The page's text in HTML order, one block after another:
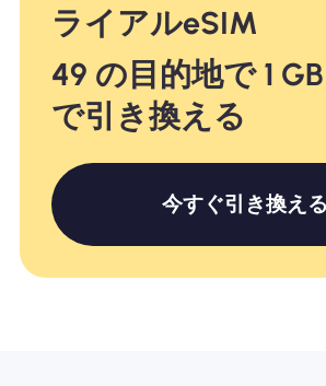
ライアルeSIM
49 の目的地で 1
で引き換える
今すぐ引き換える